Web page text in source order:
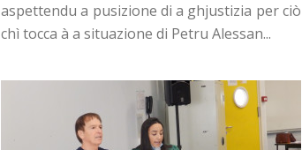
aspettendu a pusizione di a ghjustizia per ciò
chì tocca à a situazione di Petru Alessan...